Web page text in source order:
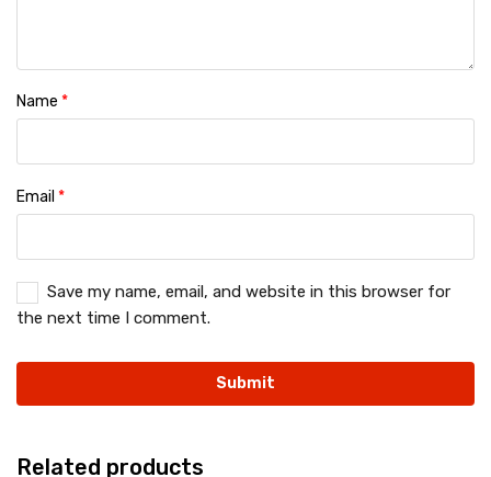
Name *
Email *
Save my name, email, and website in this browser for
the next time I comment.
Related products